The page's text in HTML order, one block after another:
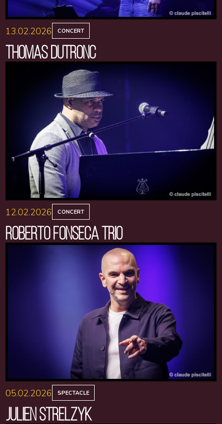
13.02.2026 CONCERT
THOMAS DUTRONC
12.02.2026 CONCERT
ROBERTO FONSECA TRIO
05.02.2026 SPECTACLE
JULIEN STRELZYK